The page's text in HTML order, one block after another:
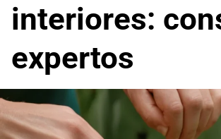
interiores:
expertos